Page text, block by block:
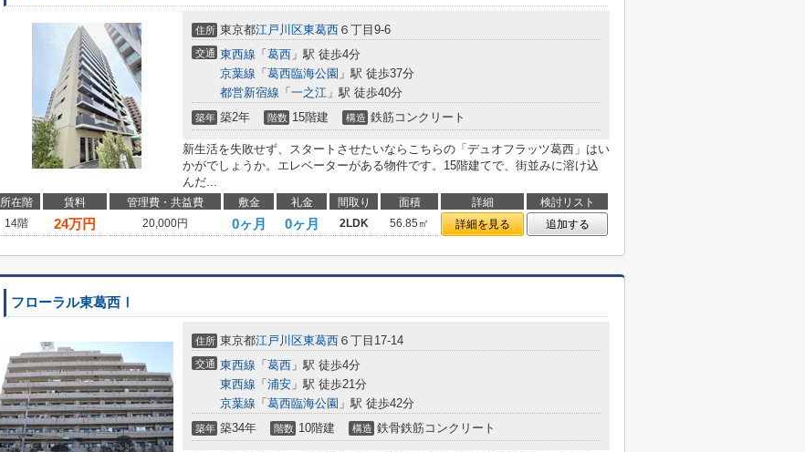
住所 東京都江戸川区東葛西 ６丁目9-6
交通 東西線 「 葛西 」駅 徒歩4分
京葉線 「 葛西臨海公園 」駅 徒歩37分
都営新宿線 「 一之江 」駅 徒歩40分
築年 築2年 階数 15階建 構造 鉄筋コンクリート
新生活を失敗せず、スタートさせたいならこちらの「デュオフラッツ葛西」はい
かがでしょうか。エレベーターがある物件です。15階建てで、街並みに溶け込
んだ...
所在階 賃料 管理費・共益費 敷金 礼金 間取り 面積 詳細
検討リスト
14階
24万円 20,000円 0ヶ月 0ヶ月 2LDK 56.85㎡ 詳細を見る 追加する
フローラル東葛西Ⅰ
住所 東京都江戸川区東葛西 ６丁目17-14
交通 東西線 「 葛西 」駅 徒歩4分
東西線 「 浦安 」駅 徒歩21分
京葉線 「 葛西臨海公園 」駅 徒歩42分
築年 築34年 階数 10階建 構造 鉄骨鉄筋コンクリート